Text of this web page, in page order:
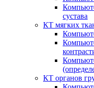
сустава
КТ мягких
КТ органов